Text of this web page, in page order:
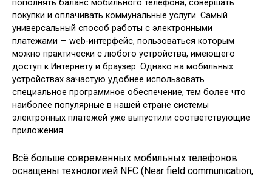
пополнять баланс мобильного телефона, совершать
покупки и оплачивать коммунальные услуги. Самый
универсальный способ работы с электронными
платежами — web-интерфейс, пользоваться которым
можно практически с любого устройства, имеющего
доступ к Интернету и браузер. Однако на мобильных
устройствах зачастую удобнее использовать
специальное программное обеспечение, тем более что
наиболее популярные в нашей стране системы
электронных платежей уже выпустили соответствующие
приложения.
Всё больше современных мобильных телефонов
оснащены технологией NFC (Near field communication,